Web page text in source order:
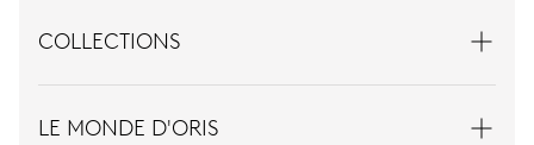
COLLECTIONS
LE MONDE D'ORIS